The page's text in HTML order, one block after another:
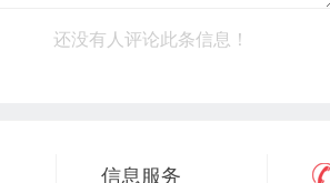
还没有人评论此条信息！
信息服务